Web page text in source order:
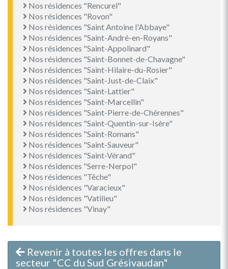
Nos résidences "Rencurel"
Nos résidences "Rovon"
Nos résidences "Saint Antoine l'Abbaye"
Nos résidences "Saint-André-en-Royans"
Nos résidences "Saint-Appolinard"
Nos résidences "Saint-Bonnet-de-Chavagne"
Nos résidences "Saint-Hilaire-du-Rosier"
Nos résidences "Saint-Just-de-Claix"
Nos résidences "Saint-Lattier"
Nos résidences "Saint-Marcellin"
Nos résidences "Saint-Pierre-de-Chérennes"
Nos résidences "Saint-Quentin-sur-Isère"
Nos résidences "Saint-Romans"
Nos résidences "Saint-Sauveur"
Nos résidences "Saint-Vérand"
Nos résidences "Serre-Nerpol"
Nos résidences "Têche"
Nos résidences "Varacieux"
Nos résidences "Vatilieu"
Nos résidences "Vinay"
Revenir à toutes les offres dans le
secteur "CC du Sud Grésivaudan"